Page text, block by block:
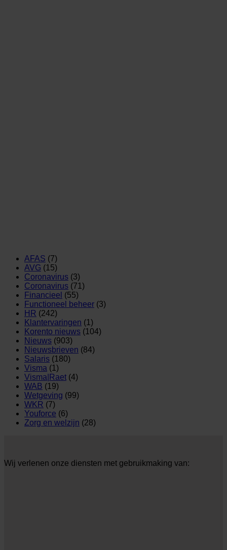
AFAS (7)
AVG (15)
Coronavirus (3)
Coronavirus (71)
Financieel (55)
Functioneel beheer (3)
HR (242)
Klantervaringen (1)
Korento nieuws (104)
Nieuws (903)
Nieuwsbrieven (84)
Salaris (180)
Visma (1)
Visma|Raet (4)
WAB (19)
Wetgeving (99)
WKR (7)
Youforce (6)
Zorg en welzijn (28)
Wij verlenen onze diensten met gebruikmaking van: